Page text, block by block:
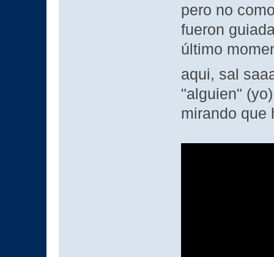
pero no
fueron
último
aqui, sal
"alguien"
mirando que